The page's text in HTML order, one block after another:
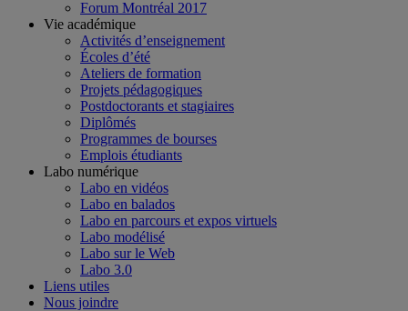
Forum Montréal 2017
Vie académique
Activités d’enseignement
Écoles d’été
Ateliers de formation
Projets pédagogiques
Postdoctorants et stagiaires
Diplômés
Programmes de bourses
Emplois étudiants
Labo numérique
Labo en vidéos
Labo en balados
Labo en parcours et expos virtuels
Labo modélisé
Labo sur le Web
Labo 3.0
Liens utiles
Nous joindre